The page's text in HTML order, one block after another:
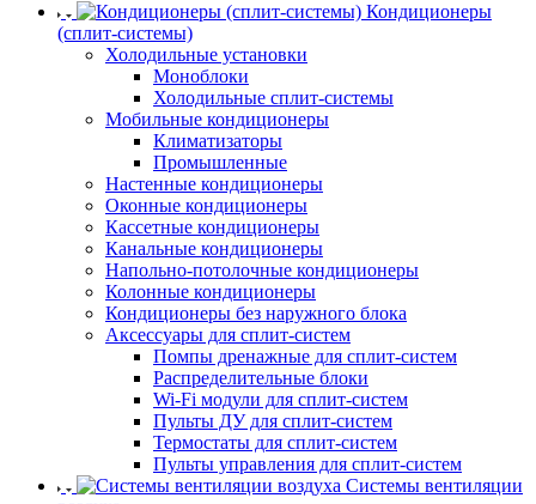
Кондиционеры
(сплит-системы)
Холодильные установки
Моноблоки
Холодильные сплит-системы
Мобильные кондиционеры
Климатизаторы
Промышленные
Настенные кондиционеры
Оконные кондиционеры
Кассетные кондиционеры
Канальные кондиционеры
Напольно-потолочные кондиционеры
Колонные кондиционеры
Кондиционеры без наружного блока
Аксессуары для сплит-систем
Помпы дренажные для сплит-систем
Распределительные блоки
Wi-Fi модули для сплит-систем
Пульты ДУ для сплит-систем
Термостаты для сплит-систем
Пульты управления для сплит-систем
Системы вентиляции